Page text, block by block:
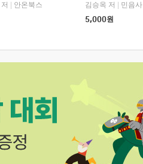
안온북스
김승옥 저
민음사
5,000원